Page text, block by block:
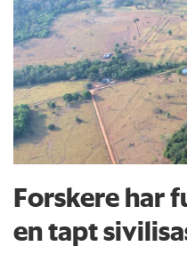
Forskere har
en tapt